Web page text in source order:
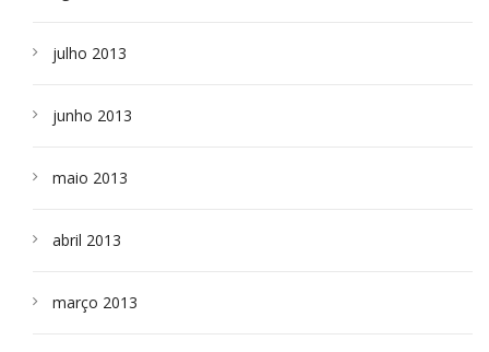
julho 2013
junho 2013
maio 2013
abril 2013
março 2013